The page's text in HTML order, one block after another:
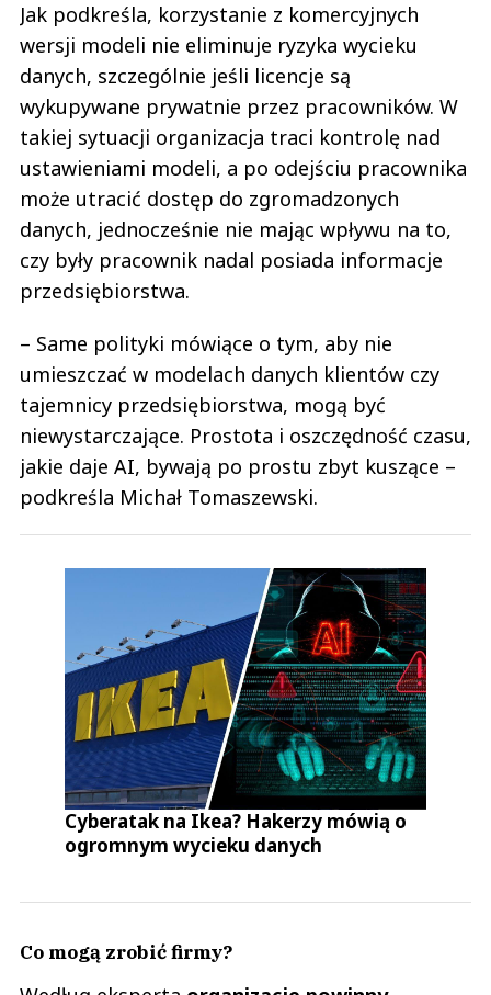
Jak podkreśla, korzystanie z komercyjnych
wersji modeli nie eliminuje ryzyka wycieku
danych, szczególnie jeśli licencje są
wykupywane prywatnie przez pracowników. W
takiej sytuacji organizacja traci kontrolę nad
ustawieniami modeli, a po odejściu pracownika
może utracić dostęp do zgromadzonych
danych, jednocześnie nie mając wpływu na to,
czy były pracownik nadal posiada informacje
przedsiębiorstwa.
– Same polityki mówiące o tym, aby nie
umieszczać w modelach danych klientów czy
tajemnicy przedsiębiorstwa, mogą być
niewystarczające. Prostota i oszczędność czasu,
jakie daje AI, bywają po prostu zbyt kuszące –
podkreśla Michał Tomaszewski.
Cyberatak na Ikea? Hakerzy mówią o
ogromnym wycieku danych
Co mogą zrobić firmy?